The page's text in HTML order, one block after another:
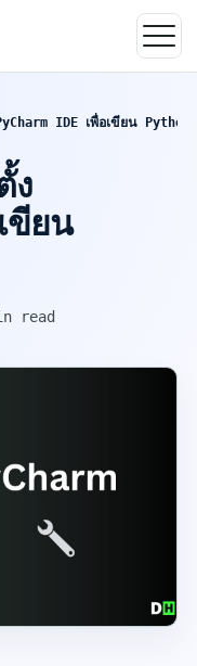
IDE เพื่อเขียน Python
ง
ขียน
read